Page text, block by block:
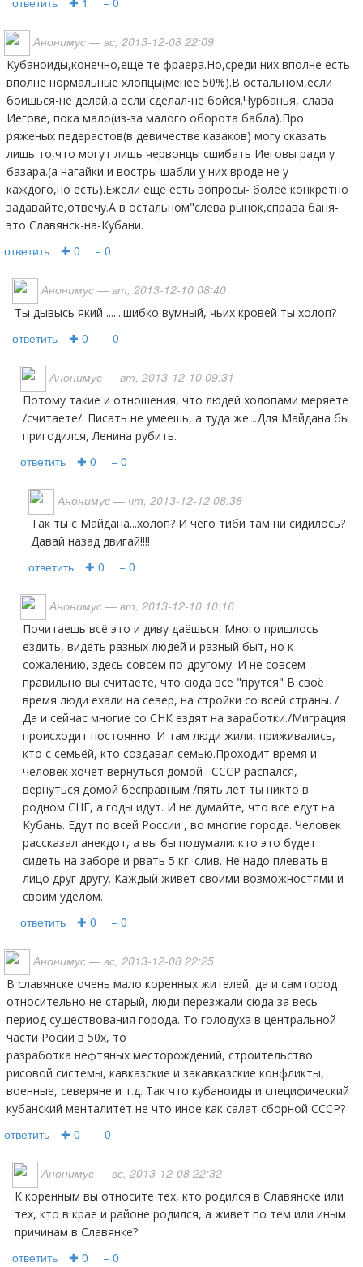
Анонимус — вс, 2013-12-08 22:09
Кубаноиды,конечно,еще те фраера.Но,среди них вполне есть
вполне нормальные хлопцы(менее 50%).В остальном,если
боишься-не делай,а если сделал-не бойся.Чурбанья, слава
Иегове, пока мало(из-за малого оборота бабла).Про
ряженых педерастов(в девичестве казаков) могу сказать
лишь то,что могут лишь червонцы сшибать Иеговы ради у
базара.(а нагайки и востры шабли у них вроде не у
каждого,но есть).Ежели еще есть вопросы- более конкретно
задавайте,отвечу.А в остальном"слева рынок,справа баня-
это Славянск-на-Кубани.
ответить ✚ 0 − 0
Анонимус — вт, 2013-12-10 08:40
Ты дывысь який .......шибко вумный, чьих кровей ты холоп?
ответить ✚ 0 − 0
Анонимус — вт, 2013-12-10 09:31
Потому такие и отношения, что людей холопами меряете
/считаете/. Писать не умеешь, а туда же ..Для Майдана бы
пригодился, Ленина рубить.
ответить ✚ 0 − 0
Анонимус — чт, 2013-12-12 08:38
Так ты с Майдана...холоп? И чего тиби там ни сидилось?
Давай назад двигай!!!!
ответить ✚ 0 − 0
Анонимус — вт, 2013-12-10 10:16
Почитаешь всё это и диву даёшься. Много пришлось
ездить, видеть разных людей и разный быт, но к
сожалению, здесь совсем по-другому. И не совсем
правильно вы считаете, что сюда все "прутся" В своё
время люди ехали на север, на стройки со всей страны. /
Да и сейчас многие со СНК ездят на заработки./Миграция
происходит постоянно. И там люди жили, приживались,
кто с семьёй, кто создавал семью.Проходит время и
человек хочет вернуться домой . СССР распался,
вернуться домой бесправным /пять лет ты никто в
родном СНГ, а годы идут. И не думайте, что все едут на
Кубань. Едут по всей России , во многие города. Человек
рассказал анекдот, а вы бы подумали: кто это будет
сидеть на заборе и рвать 5 кг. слив. Не надо плевать в
лицо друг другу. Каждый живёт своими возможностями и
своим уделом.
ответить ✚ 0 − 0
Анонимус — вс, 2013-12-08 22:25
В славянске очень мало коренных жителей, да и сам город
относительно не старый, люди перезжали сюда за весь
период существования города. То голодуха в центральной
части Росии в 50х, то
разработка нефтяных месторождений, строительство
рисовой системы, кавказские и закавказские конфликты,
военные, северяне и т.д. Так что кубаноиды и специфический
кубанский менталитет не что иное как салат сборной СССР?
ответить ✚ 0 − 0
Анонимус — вс, 2013-12-08 22:32
к коренным вы относите тех, кто родился в Славянске или
тех, кто в крае и районе родился, а живет по тем или иным
причинам в Славянке?
ответить ✚ 0 − 0